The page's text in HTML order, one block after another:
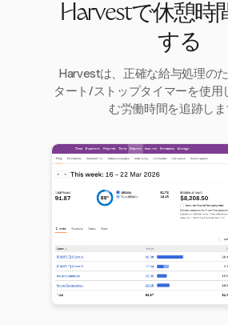
Harvestで休憩時
する
Harvestは、正確な給与処理の
タート/ストップタイマーを使用
む労働時間を追跡しま